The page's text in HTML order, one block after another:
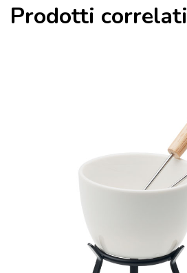
Prodotti correlati